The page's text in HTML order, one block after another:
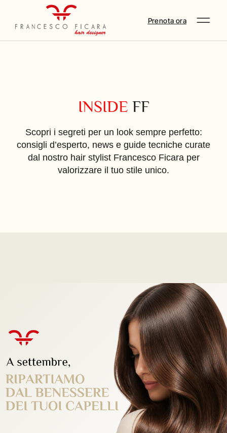
Prenota ora
INSIDE FF
Scopri i segreti per un look sempre perfetto:
consigli d’esperto, news e guide tecniche curate
dal nostro hair stylist Francesco Ficara per
valorizzare il tuo stile unico.